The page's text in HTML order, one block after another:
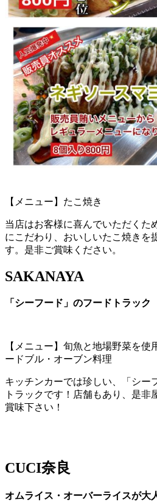
【メニュー】たこ焼き
当店はお客様に喜んでいただくた
にこだわり、おいしいたこ焼きを
す。是非ご賞味ください。
SAKANAYA
「シーフード」のフードトラック
【メニュー】旬魚と地場野菜を
ードブル・オーブン料理
キッチンカーでは珍しい、「シー
トラックです！店舗もあり、是非
賞味下さい！
CUCI奈良
オムライス・オーバーライスが大